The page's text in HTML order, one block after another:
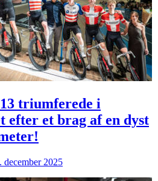
triumferede i
efter et brag af en dyst
december 2025